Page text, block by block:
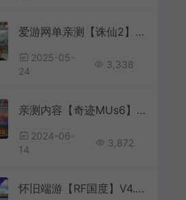
爱游网单亲测【诛仙2】单机版v1345地宫特色完整终极版 怀旧河阳 开放天界 dubug命令 GM工具 亲测视频安装教学 虚拟机一键端+Linux手工服务端文本教学
2025-05-
24
3,338
亲测内容【奇迹MUs6】免虚拟机单机版带视频安装教学GM工具后台修改工具S6全新扩展合成版11D翅膀传承血色套装可转生
2024-06-
14
3,872
怀旧端游【RF国度】V4.0版本虚拟机一键端GM后台命令视频安装教程